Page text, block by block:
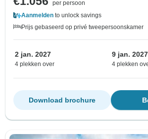
per persoon
Aanmelden to unlock savings
Prijs gebaseerd op privé tweepersoonskamer
2 jan. 2027
4 plekken over
9 jan. 2027
4 plekken
Download brochure